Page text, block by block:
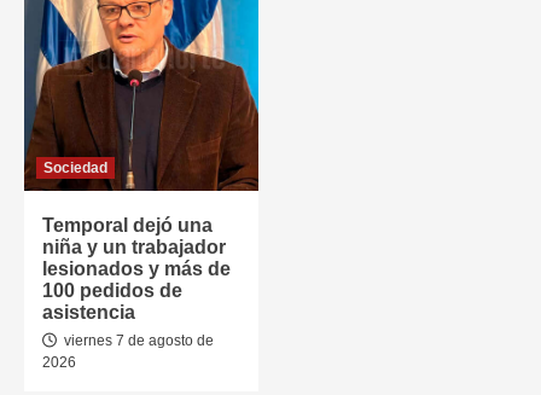
Sociedad
Temporal dejó una
niña y un trabajador
lesionados y más de
100 pedidos de
asistencia
viernes 7 de agosto de
2026